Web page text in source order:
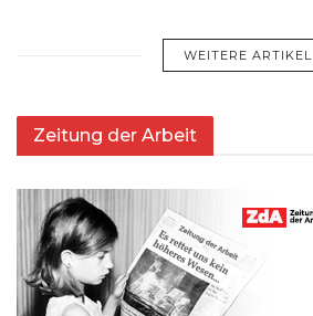
WEITERE ARTIKEL
Zeitung der Arbeit